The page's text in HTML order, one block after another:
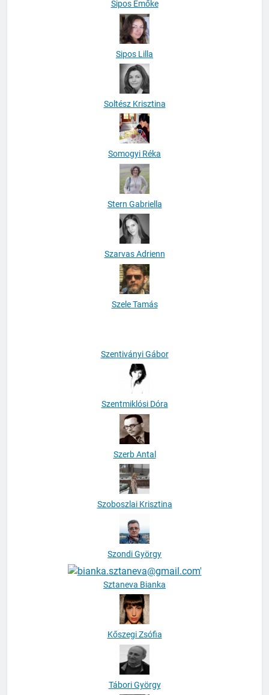
Sipos Emőke
Sipos Lilla
Soltész Krisztina
Somogyi Réka
Stern Gabriella
Szarvas Adrienn
Szele Tamás
Szentmiklósi Dóra
Szerb Antal
Szoboszlai Krisztina
Szondi György
Kőszegi Zsófia
Tábori György